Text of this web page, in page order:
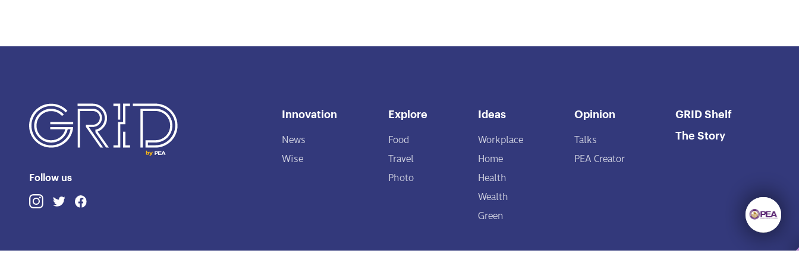
Follow us
Innovation
News
Wise
Explore
Food
Travel
Photo
Ideas
Workplace
Home
Health
Wealth
Green
Opinion
Talks
PEA Creator
GRID Shelf
The Story